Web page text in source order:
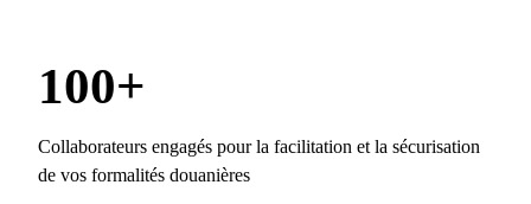
100+
Collaborateurs engagés pour la facilitation et la sécurisation
de vos formalités douanières